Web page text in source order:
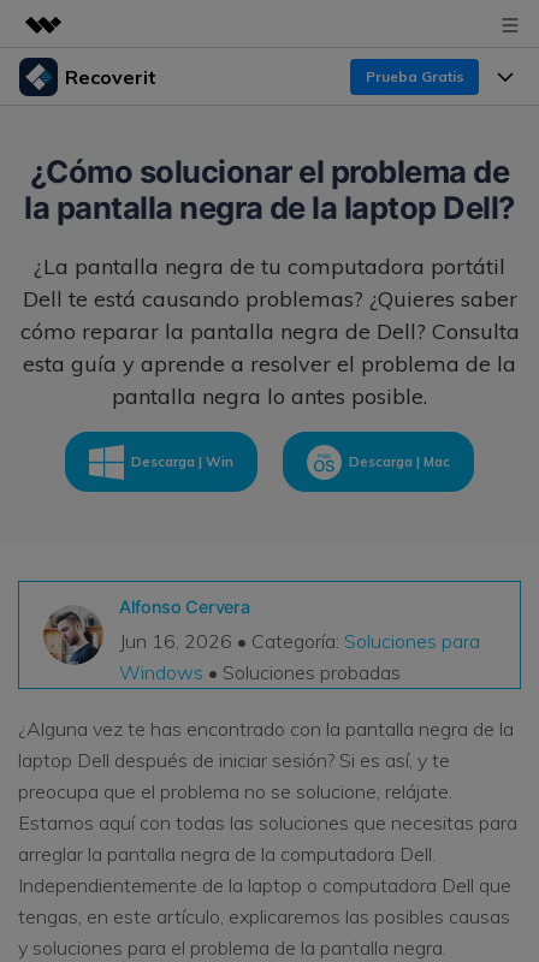
Productos destacados
Utilidades
Empresas
Resumen
Quiénes somos
Sala de prensa
Tienda
Soporte
Recoverit Prueba Gratis
Recoverit para Windows
Líder en recuperación para Windows
Pruébalo Gratis
Recoverit para Mac
Recupera datos ilimitados del sistema Mac
Recoverit Gratis
Recupera datos perdidos/eliminados gratis
Pruébalo Gratis
Otros Productos
Repairit - Reparar Datos
UBackit - Respaldar Datos
Funciones
Recuperar de Unidades
Recuperar Medios Borrados
Soluciones de Recuperación Exclusivas Nuevo
Recuperar Documentos
Escenarios de Pérdida de Datos
Recursos
Por qué Recoverit
Historias de Clientes
search
¿Cómo solucionar el problema de
la pantalla negra de la laptop Dell?
¿La pantalla negra de tu computadora portátil
Dell te está causando problemas? ¿Quieres saber
cómo reparar la pantalla negra de Dell? Consulta
esta guía y aprende a resolver el problema de la
pantalla negra lo antes posible.
Descarga | Win Descarga | Mac
Alfonso Cervera
Jun 16, 2026 • Categoría: Soluciones para
Windows • Soluciones probadas
¿Alguna vez te has encontrado con la pantalla negra de la
laptop Dell después de iniciar sesión? Si es así, y te
preocupa que el problema no se solucione, relájate.
Estamos aquí con todas las soluciones que necesitas para
arreglar la pantalla negra de la computadora Dell.
Independientemente de la laptop o computadora Dell que
tengas, en este artículo, explicaremos las posibles causas
y soluciones para el problema de la pantalla negra.